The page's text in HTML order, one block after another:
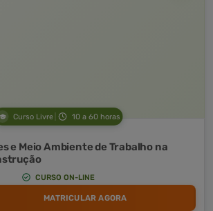
Curso Livre 10 a 60 horas
e Meio Ambiente de Trabalho na
CURSO ON-LINE
MATRICULAR AGORA